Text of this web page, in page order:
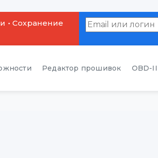
• Сохранение
Редактор прошивок OBD-